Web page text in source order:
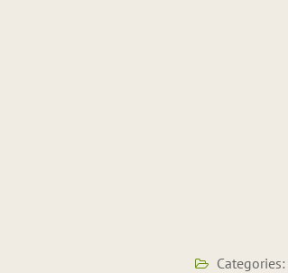
Categories: